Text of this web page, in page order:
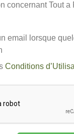
concernant Tout a
email lorsque
Conditions